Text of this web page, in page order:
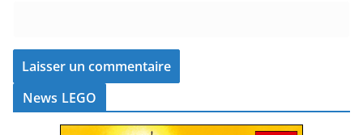
News LEGO